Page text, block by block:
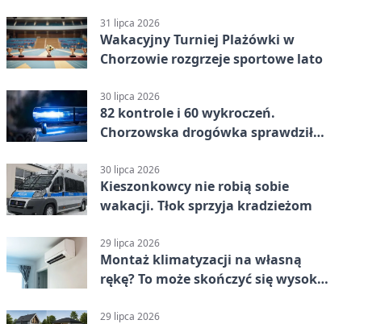
31 lipca 2026
Wakacyjny Turniej Plażówki w
Chorzowie rozgrzeje sportowe lato
30 lipca 2026
82 kontrole i 60 wykroczeń.
Chorzowska drogówka sprawdziła
30 lipca 2026
Kieszonkowcy nie robią sobie
wakacji. Tłok sprzyja kradzieżom
29 lipca 2026
Montaż klimatyzacji na własną
rękę? To może skończyć się wysoką
29 lipca 2026